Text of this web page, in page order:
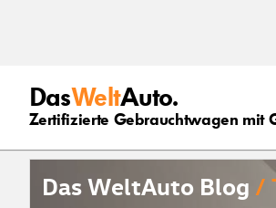
DasWeltAuto.
Zertifizierte Gebrauchtwagen mit
Das WeltAuto Blog /